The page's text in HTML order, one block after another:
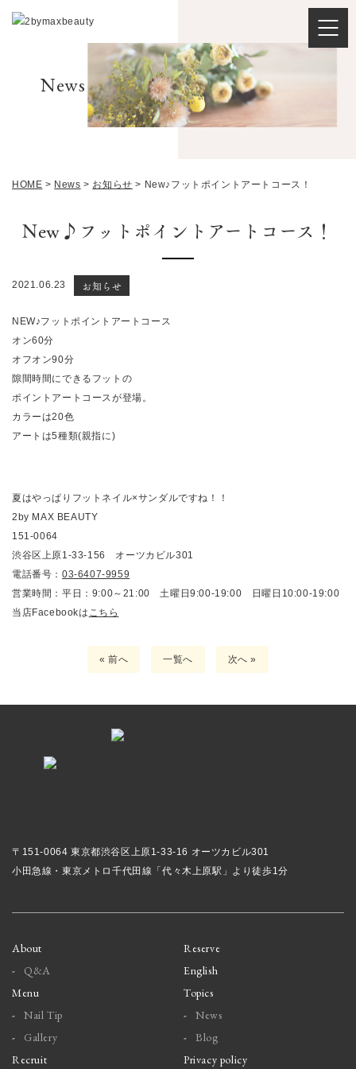
News
HOME > News > お知らせ > New♪フットポイントアートコース！
New♪フットポイントアートコース！
2021.06.23 お知らせ
NEW♪フットポイントアートコース
オン60分
オフオン90分
隙間時間にできるフットの
ポイントアートコースが登場。
カラーは20色
アートは5種類(親指に)
夏はやっぱりフットネイル×サンダルですね！！
2by MAX BEAUTY
151-0064
渋谷区上原1-33-156 オーツカビル301
電話番号： 03-6407-9959
営業時間：平日：9:00～21:00 土曜日9:00-19:00 日曜日10:00-19:00
当店Facebookは こちら
« 前へ 一覧へ 次へ »
〒151-0064 東京都渋谷区上原1-33-16 オーツカビル301
小田急線・東京メトロ千代田線「代々木上原駅」より徒歩1分
About
Q&A
Menu
Nail Tip
Gallery
Recruit
Reserve
English
Topics
News
Blog
Privacy policy